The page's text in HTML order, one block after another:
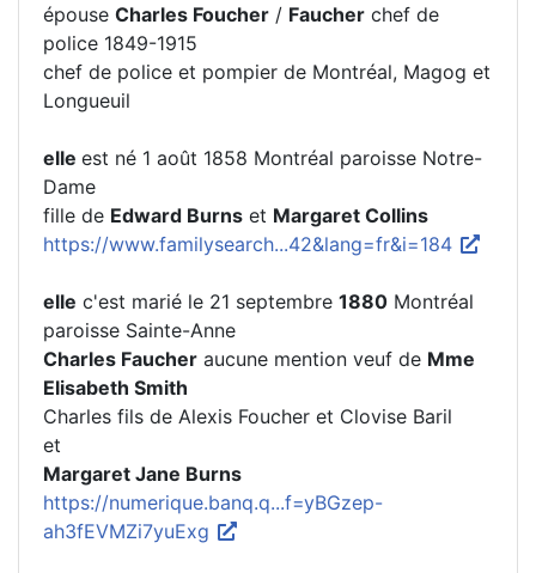
épouse Charles Foucher / Faucher chef de
police 1849-1915
chef de police et pompier de Montréal, Magog et
Longueuil
elle est né 1 août 1858 Montréal paroisse Notre-
Dame
fille de Edward Burns et Margaret Collins
https://www.familysearch...42&lang=fr&i=184
elle c'est marié le 21 septembre 1880 Montréal
paroisse Sainte-Anne
Charles Faucher aucune mention veuf de Mme
Elisabeth Smith
Charles fils de Alexis Foucher et Clovise Baril
et
Margaret Jane Burns
https://numerique.banq.q...f=yBGzep-
ah3fEVMZi7yuExg